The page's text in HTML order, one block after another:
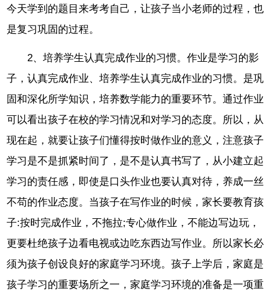
今天学到的题目来考考自己，让孩子当小老师的过程，也
是复习巩固的过程。
2、培养学生认真完成作业的习惯。作业是学习的影
子，认真完成作业、培养学生认真完成作业的习惯。是巩
固和深化所学知识，培养数学能力的重要环节。通过作业
可以看出孩子在校的学习情况和对学习的态度。所以，从
现在起，就要让孩子们懂得按时做作业的意义，注意孩子
学习是不是抓紧时间了，是不是认真书写了，从小建立起
学习的责任感，即使是口头作业也要认真对待，养成一丝
不苟的作业态度。当孩子在写作业的时候，家长要教育孩
子:按时完成作业，不拖拉;专心做作业，不能边写边玩，
更要杜绝孩子边看电视或边吃东西边写作业。所以家长必
须为孩子创设良好的家庭学习环境。孩子上学后，家庭是
孩子学习的重要场所之一，家庭学习环境的准备是一项重